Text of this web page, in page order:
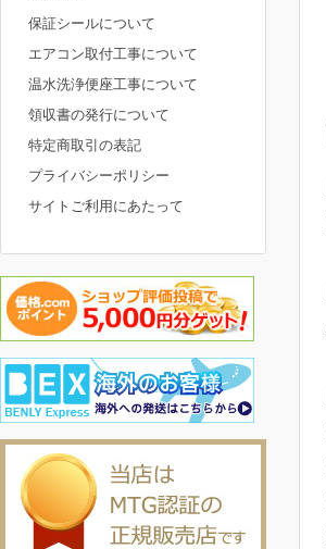
保証シールについて
エアコン取付工事について
温水洗浄便座工事について
領収書の発行について
特定商取引の表記
プライバシーポリシー
サイトご利用にあたって